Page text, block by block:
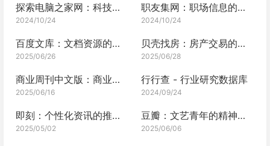
探索电脑之家网：科技爱好者的宝藏之地
2024/10/24
职友集网：职场信息的宝藏之地
2024/10/24
百度文库：文档资源的无尽宝藏
2025/06/26
贝壳找房：房产交易的安心港湾
2025/06/28
商业周刊中文版：商业领域的深度剖析与权威解读
2025/06/16
行行查 - 行业研究数据库
2024/09/24
即刻：个性化资讯的推送专家
2025/05/02
豆瓣：文艺青年的精神栖息地
2025/06/06